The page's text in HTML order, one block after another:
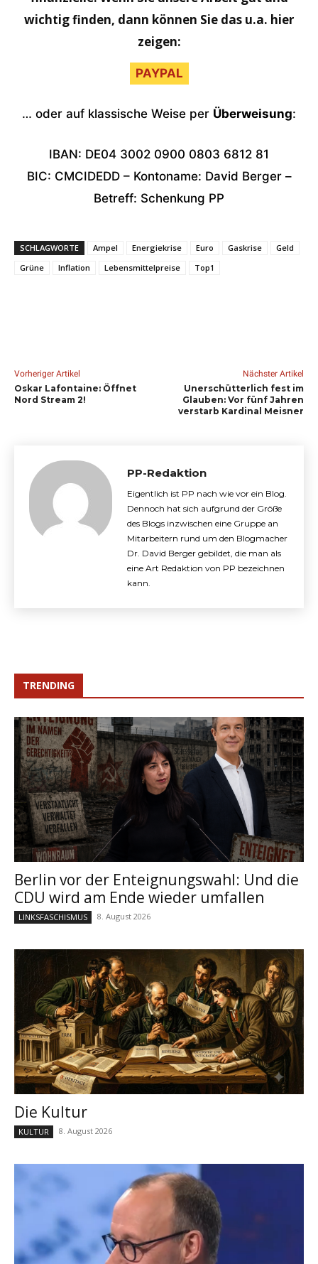
wichtig finden, dann können Sie das u.a. hier
zeigen:
PAYPAL
… oder auf klassische Weise per Überweisung:
IBAN: DE04 3002 0900 0803 6812 81
BIC: CMCIDEDD – Kontoname: David Berger –
Betreff: Schenkung PP
SCHLAGWORTE Ampel Energiekrise Euro Gaskrise
Geld
Grüne
Inflation Lebensmittelpreise Top1
Vorheriger Artikel
Oskar Lafontaine: Öffnet
Nord Stream 2!
Nächster Artikel
Unerschütterlich fest im
Glauben: Vor fünf Jahren
verstarb Kardinal Meisner
PP-Redaktion
Eigentlich ist PP nach wie vor ein Blog.
Dennoch hat sich aufgrund der Größe
des Blogs inzwischen eine Gruppe an
Mitarbeitern rund um den Blogmacher
Dr. David Berger gebildet, die man als
eine Art Redaktion von PP bezeichnen
kann.
TRENDING
Berlin vor der Enteignungswahl: Und die
CDU wird am Ende wieder umfallen
LINKSFASCHISMUS 8. August 2026
Die Kultur
KULTUR 8. August 2026